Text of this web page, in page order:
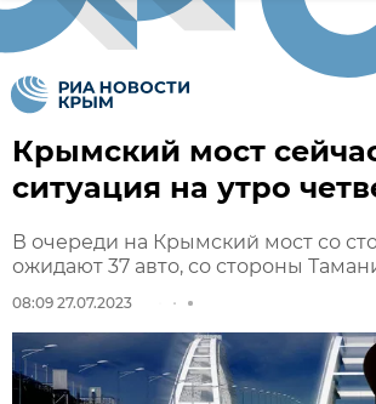
Крымский мост
ситуация на утро
В очереди на Крымский мост со
ожидают 37 авто, со стороны
08:09 27.07.2023